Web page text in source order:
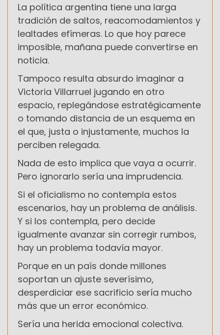
La política argentina tiene una larga
tradición de saltos, reacomodamientos y
lealtades efímeras. Lo que hoy parece
imposible, mañana puede convertirse en
noticia.
Tampoco resulta absurdo imaginar a
Victoria Villarruel jugando en otro
espacio, replegándose estratégicamente
o tomando distancia de un esquema en
el que, justa o injustamente, muchos la
perciben relegada.
Nada de esto implica que vaya a ocurrir.
Pero ignorarlo sería una imprudencia.
Si el oficialismo no contempla estos
escenarios, hay un problema de análisis.
Y si los contempla, pero decide
igualmente avanzar sin corregir rumbos,
hay un problema todavía mayor.
Porque en un país donde millones
soportan un ajuste severísimo,
desperdiciar ese sacrificio sería mucho
más que un error económico.
Sería una herida emocional colectiva.